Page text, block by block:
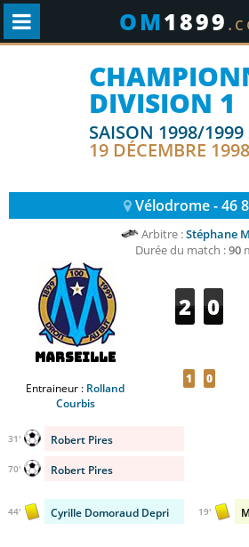
OM1899
DIVISION 1
SAISON 1998/1999
19 DÉCEMBRE 1998
Vélodrome - 46
Arbitre :Stéphane
Durée du match :90
Marseille
Entraineur : Rolland
Courbis
2 0
1 0
Robert Pires
31'
Robert Pires
70'
Cyrille Domoraud Depri
44' 19'